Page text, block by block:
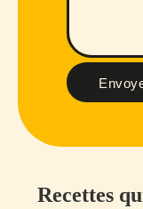
Recettes